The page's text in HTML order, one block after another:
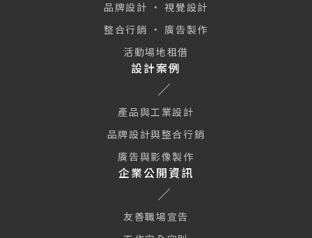
品牌設計 · 視覺設計
整合行銷 · 廣告製作
活動場地租借
設計案例
產品與工業設計
品牌設計與整合行銷
廣告與影像製作
企業公開資訊
友善職場宣告